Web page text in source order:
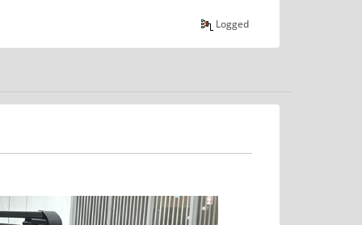
Logged